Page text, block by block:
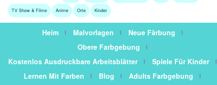
TV Show & Filme Anime Orte Kinder
Heim Malvorlagen
Neue Färbung
Obere Farbgebung
Kostenlos Ausdruckbare Arbeitsblätter
Spiele Für Kinder
Lernen Mit Farben
Blog
Adults Farbgebung